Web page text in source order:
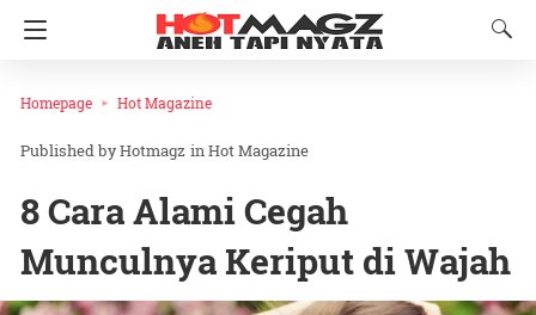
Homepage Hot Magazine
Hotmagz inHot Magazine
8 Cara Alami Cegah
Munculnya Keriput di Wajah